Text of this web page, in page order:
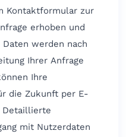
Kontaktformular zur
erhoben und
werden nach
Ihrer Anfrage
die Zukunft per E-
Detaillierte
mit Nutzerdaten